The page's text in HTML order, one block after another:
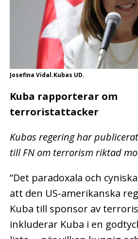
Josefina Vidal.Kubas UD.
Kuba rapporterar om
terroristattacker
Kubas regering har
till FN om terrorism riktad
”Det paradoxala och
att den US-amerikanska
Kuba till sponsor av
inkluderar Kuba i en